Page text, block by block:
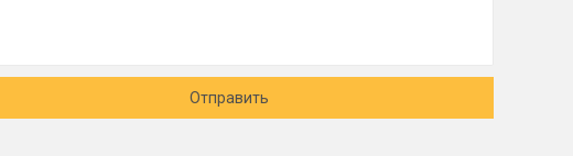
Отправить